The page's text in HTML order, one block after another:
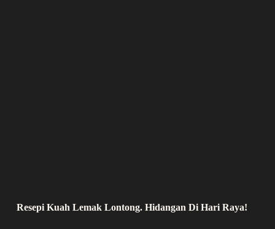
Resepi Kuah Lemak Lontong. Hidangan Di Hari Raya!